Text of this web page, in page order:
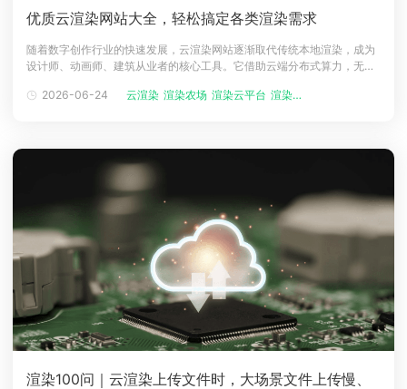
渲染大赛
泛CG交流会
渲染大赛
泛CG交流会
渲染大赛
泛CG交流会
渲染大赛
泛CG交流会
渲染大赛
泛CG交流会
渲染大赛
泛CG交流会
特惠专区
教育优惠
教育优惠
教育优惠
教育优惠
教育优惠
教育优惠
关于我们
下载
优质云渲染网站大全，轻松搞定各类渲染需求
随着数字创作行业的快速发展，云渲染网站逐渐取代传统本地渲染，成为
设计师、动画师、建筑从业者的核心工具。它借助云端分布式算力，无需
型文件、设置渲染参数，就能快速生成高清渲染成品，有效解决本地渲染
2026-06-24 云渲染 渲染农场 渲染云平台 渲染技巧
渲染100问｜云渲染上传文件时，大场景文件上传慢、